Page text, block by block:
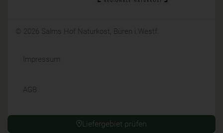
Liefergebiet prüfen
© 2026 Salms Hof Naturkost, Büren i.Westf.
Impressum
AGB